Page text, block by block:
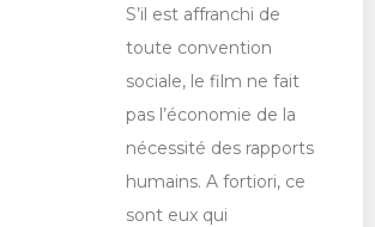
S’il est affranchi de
toute convention
sociale, le film ne fait
pas l’économie de la
nécessité des rapports
humains. A fortiori, ce
sont eux qui